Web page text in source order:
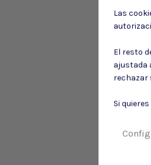
Las
El resto
ajustada
rechazar
Si